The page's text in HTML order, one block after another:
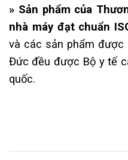
» Sản phẩm của
nhà máy đạt chuẩn
và các sản phẩm được
Đức đều được Bộ y tế
quốc.